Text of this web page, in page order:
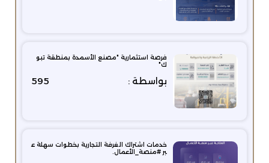
فرصة استثمارية "مصنع الأسمدة بمنطقة تبو
ك"
بواسطة : 595
خدمات اشتراك الغرفة التجارية بخطوات سهلة ع
بر #منصة_الأعمال.